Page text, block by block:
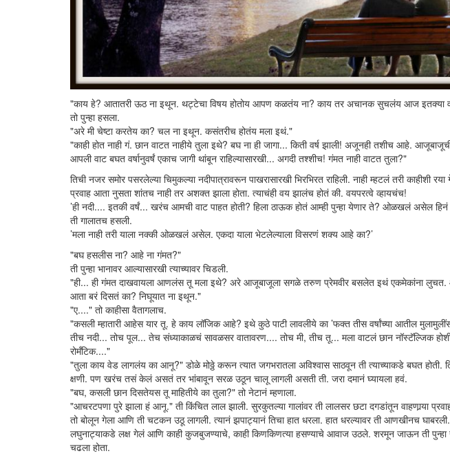
"काय हे? आतातरी ऊठ ना इथून. थट्टेचा विषय होतोय आपण कळतंय ना? काय तर अचानक सुचलंय आज इतक्या
तो पुन्हा हसला.
"अरे मी चेष्टा करतेय का? चल ना इथून. कसंतरीच होतंय मला इथं."
"काही होत नाही गं. छान वाटत नाहीये तुला इथे? बघ ना ही जागा... किती वर्ष झाली! अजूनही तशीच आहे.
आपली वाट बघत वर्षानुवर्षं एकाच जागी थांबून राहिल्यासारखी... अगदी तश्शीच! गंमत नाही वाटत तुला?"
तिची नजर समोर पसरलेल्या चिमुकल्या नदीपात्रावरून पाखरासारखी भिरभिरत राहिली. नाही म्हटलं तरी काहीशी
प्रवाह आता नुसता शांतच नाही तर अशक्त झाला होता. त्याचंही वय झालंच होतं की. वयपरत्वे व्हायचंच!
’ही नदी.... इतकी वर्षं... खरंच आमची वाट पाहत होती? हिला ठाऊक होतं आम्ही पुन्हा येणार ते? ओळखलं असेल हिनं
ती गालातच हसली.
’मला नाही तरी याला नक्की ओळखलं असेल. एकदा याला भेटलेल्याला विसरणं शक्य आहे का?’
"बघ हसलीस ना? आहे ना गंमत?"
ती पुन्हा भानावर आल्यासारखी त्याच्यावर चिडली.
"ही... ही गंमत दाखवायला आणलंस तू मला इथे? अरे आजूबाजूला सगळे तरुण प्रेमवीर बसलेत इथं एकमेकांना
आता बरं दिसतं का? निघूयात ना इथून."
"ए...." तो काहीसा वैतागलाच.
"कसली म्हातारी आहेस यार तू. हे काय लॉजिक आहे? इथे कुठे पाटी लावलीये का ’फक्त तीस वर्षांच्या आतील
तीच नदी... तोच पूल... तेच संध्याकाळचं सावळसर वातावरण.... तोच मी, तीच तू... मला वाटलं छान नॉस्टॅल्जिक
रोमँटिक...."
"तुला काय वेड लागलंय का आनू?" डोळे मोठ्ठे करून त्यात जगभरातला अविश्वास साठवून ती त्याच्याकडे बघत होती.
क्षणी. पण खरंच तसं केलं असतं तर भांबावून सरळ उठून चालू लागली असती ती. जरा दमानं घ्यायला हवं.
"बघ, कसली छान दिसतेयस तू माहितीये का तुला?" तो नेटानं म्हणाला.
"आचरटपणा पुरे झाला हं आनू." ती किंचित लाल झाली. सुरकुतल्या गालांवर ती लालसर छटा दगडांतून वाहणार्‍या
तो बोलून गेला आणि ती चटकन उठू लागली. त्यानं झपाट्यानं तिचा हात धरला. हात धरल्यावर ती आणखीनच
लघुनाट्याकडे लक्ष गेलं आणि काही कुजबुजण्याचे, काही किणकिणत्या हसण्याचे आवाज उठले. शरमून जाऊन ती पुन्हा
चढला होता.